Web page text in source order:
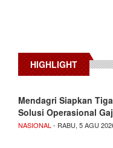
HIGHLIGHT
Mendagri Siapkan
Solusi Operasional
NASIONAL - RABU, 5 AGU